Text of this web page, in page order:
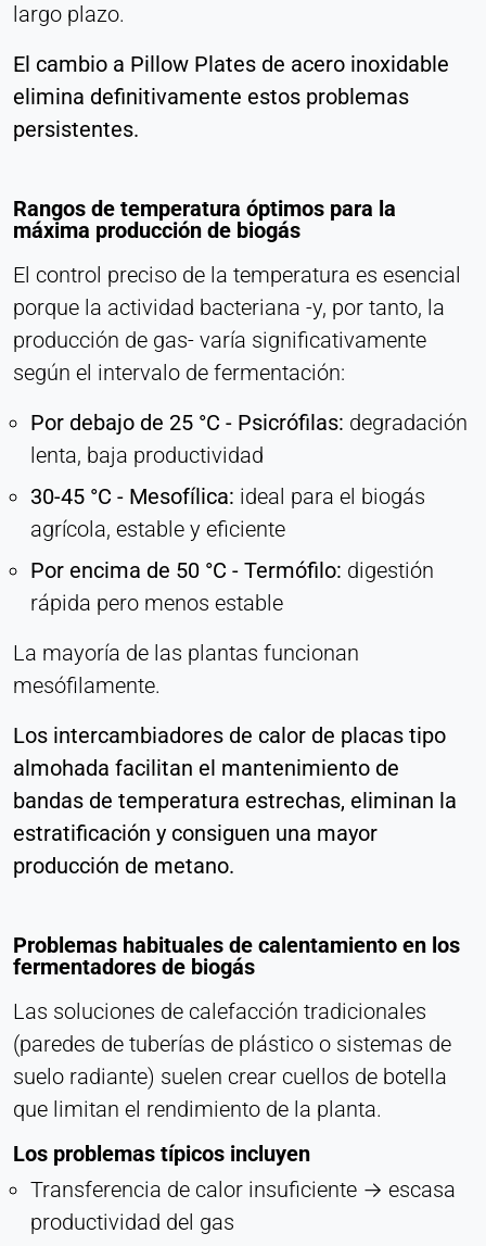
largo plazo.
El cambio a Pillow Plates de acero inoxidable
elimina definitivamente estos problemas
persistentes.
Rangos de temperatura óptimos para la
máxima producción de biogás
El control preciso de la temperatura es esencial
porque la actividad bacteriana -y, por tanto, la
producción de gas- varía significativamente
según el intervalo de fermentación:
Por debajo de 25 °C - Psicrófilas: degradación
lenta, baja productividad
30-45 °C - Mesofílica: ideal para el biogás
agrícola, estable y eficiente
Por encima de 50 °C - Termófilo: digestión
rápida pero menos estable
La mayoría de las plantas funcionan
mesófilamente.
Los intercambiadores de calor de placas tipo
almohada facilitan el mantenimiento de
bandas de temperatura estrechas, eliminan la
estratificación y consiguen una mayor
producción de metano.
Problemas habituales de calentamiento en los
fermentadores de biogás
Las soluciones de calefacción tradicionales
(paredes de tuberías de plástico o sistemas de
suelo radiante) suelen crear cuellos de botella
que limitan el rendimiento de la planta.
Los problemas típicos incluyen
Transferencia de calor insuficiente → escasa
productividad del gas